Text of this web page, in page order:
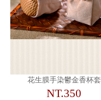
花生膜手染鬱金香杯套
NT.350